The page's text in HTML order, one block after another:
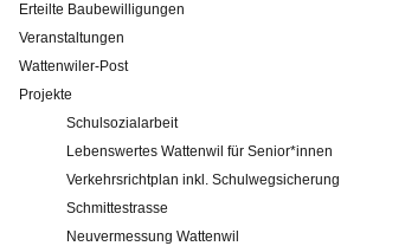
Erteilte Baubewilligungen
Veranstaltungen
Wattenwiler-Post
Projekte
Schulsozialarbeit
Lebenswertes Wattenwil für Senior*innen
Verkehrsrichtplan inkl. Schulwegsicherung
Schmittestrasse
Neuvermessung Wattenwil